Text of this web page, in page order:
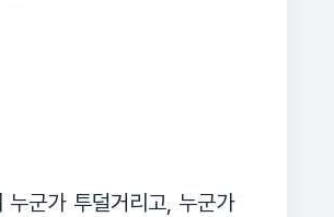
군가 투덜거리고, 누군가